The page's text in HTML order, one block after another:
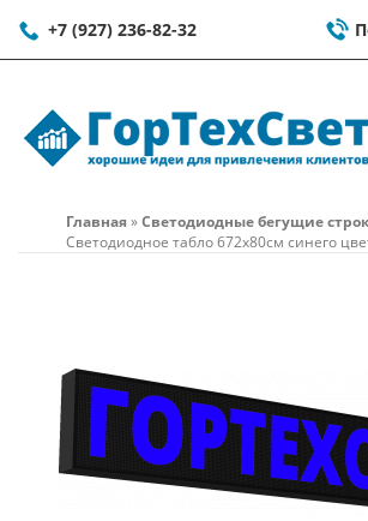
+7 (927) 236-82-32
Главная»Светодиодные бегущие
Светодиодное табло 672x80см синего